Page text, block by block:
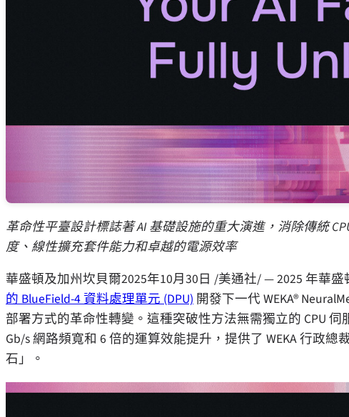
革命性平臺設計標誌著 AI 基礎設施的重大演進，消除傳統
度、線性擴充套件能力和卓越的電源效率
華盛頓及加州坎貝爾2025年10月30日 /美通社/ — 2025 年華盛
的 BlueField-4 資料處理單元 (DPU) 開發下一代 WEKA®
部署方式的革命性轉變。這種突破性方法無需獨立的 CPU 伺
Gb/s 網路頻寬和 6 倍的運算效能提升，提供了 WEKA 行政
石」。